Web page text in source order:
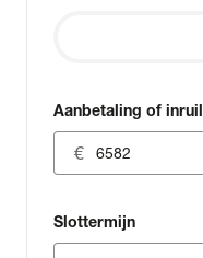
Aanbetaling of inruil
Slottermijn